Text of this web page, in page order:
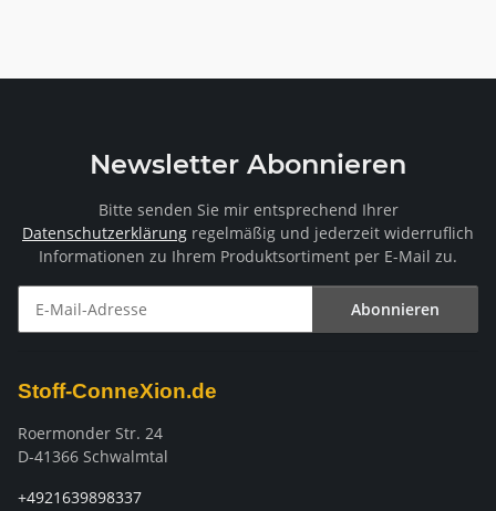
Newsletter Abonnieren
Bitte senden Sie mir entsprechend Ihrer
Datenschutzerklärung regelmäßig und jederzeit widerruflich
Informationen zu Ihrem Produktsortiment per E-Mail zu.
Abonnieren
Stoff-ConneXion.de
Roermonder Str. 24
D-41366 Schwalmtal
+4921639898337